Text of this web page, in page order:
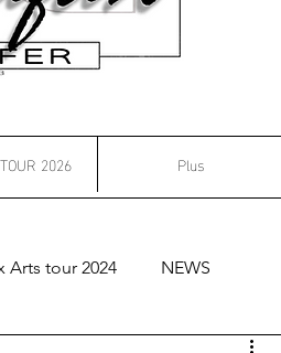
2026 Plus
Arts tour 2024 NEWS